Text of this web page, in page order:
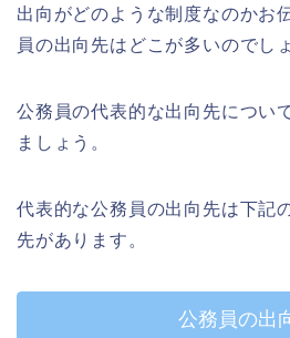
出向がどのような制度なのかお
員の出向先はどこが多いのでし
公務員の代表的な出向先につい
ましょう。
代表的な公務員の出向先は下記
先があります。
公務員の出